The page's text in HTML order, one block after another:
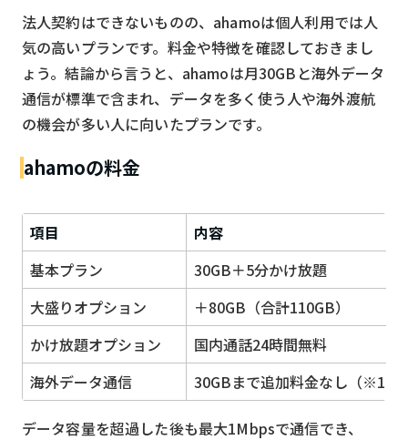
法人契約はできないものの、ahamoは個人利用では人
気の高いプランです。料金や特徴を確認しておきまし
ょう。結論から言うと、ahamoは月30GBと海外データ
通信が標準で含まれ、データを多く使う人や海外渡航
の機会が多い人に向いたプランです。
ahamoの料金
項目
内容
基本プラン
30GB＋5分かけ放題
大盛りオプション
＋80GB（合計110GB）
かけ放題オプション
国内通話24時間無料
海外データ通信
30GBまで追加料金なし（※15
データ容量を超過した後も最大1Mbpsで通信でき、